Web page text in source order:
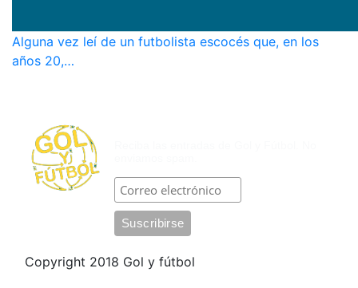
Alguna vez leí de un futbolista escocés que, en los
años 20,…
Copyright 2018 Gol y fútbol